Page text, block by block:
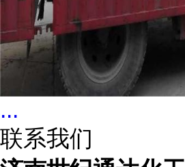
...
联系我们